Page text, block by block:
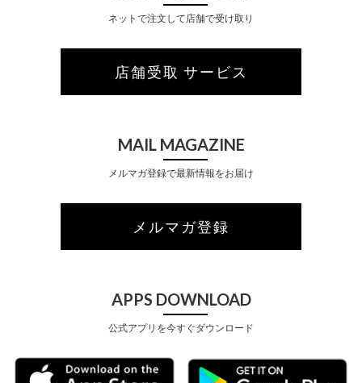
ネットで注文して店舗で受け取り
店舗受取 サービス
MAIL MAGAZINE
メルマガ登録で最新情報をお届け
メルマガ登録
APPS DOWNLOAD
公式アプリを今すぐダウンロード